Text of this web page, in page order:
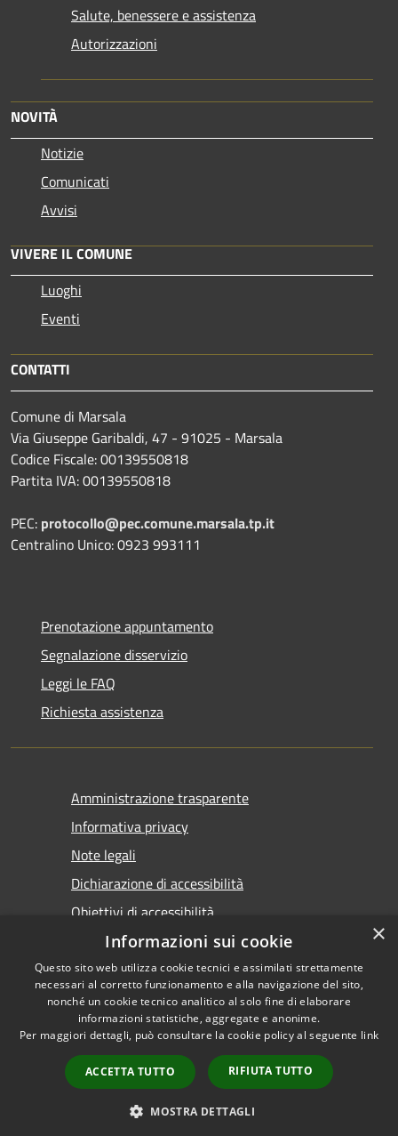
Salute, benessere e assistenza
Autorizzazioni
NOVITÀ
Notizie
Comunicati
Avvisi
VIVERE IL COMUNE
Luoghi
Eventi
CONTATTI
Comune di Marsala
Via Giuseppe Garibaldi, 47 - 91025 - Marsala
Codice Fiscale: 00139550818
Partita IVA: 00139550818
PEC: protocollo@pec.comune.marsala.tp.it
Centralino Unico: 0923 993111
Prenotazione appuntamento
Segnalazione disservizio
Leggi le FAQ
Richiesta assistenza
Amministrazione trasparente
Informativa privacy
Note legali
Dichiarazione di accessibilità
Obiettivi di accessibilità
Accessibilità
Copyright © 2026 • Comune di
Marsala • Powered by
Municipium•
Accesso
redazione
×
Informazioni sui cookie
Questo sito web utilizza cookie tecnici e assimilati strettamente
necessari al corretto funzionamento e alla navigazione del sito,
nonché un cookie tecnico analitico al solo fine di elaborare
informazioni statistiche, aggregate e anonime.
Per maggiori dettagli, può consultare la cookie policy al seguente link
ACCETTA TUTTO RIFIUTA TUTTO
MOSTRA DETTAGLI